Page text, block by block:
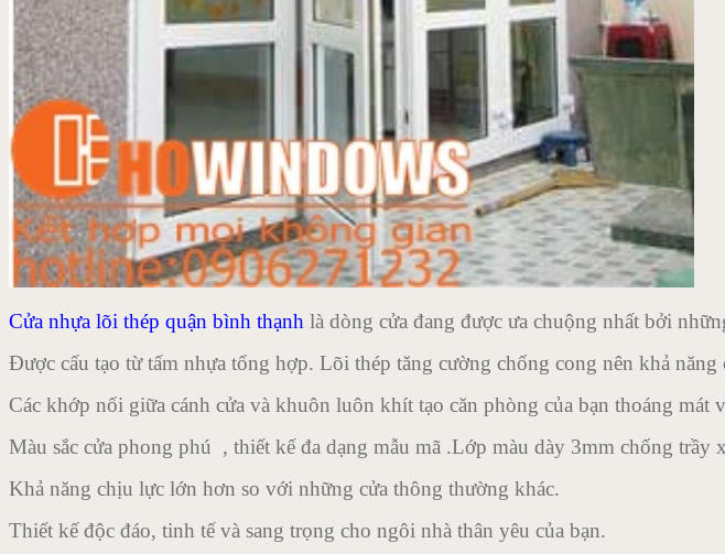
Cửa nhựa lõi thép quận bình thạnh là dòng cửa đang được ưa chuộng nhất bởi
Được cấu tạo từ tấm nhựa tổng hợp. Lõi thép tăng cường chống cong nên khả
Các khớp nối giữa cánh cửa và khuôn luôn khít tạo căn phòng của bạn thoáng mát
Màu sắc cửa phong phú , thiết kế đa dạng mẫu mã .Lớp màu dày 3mm chống trầy
Khả năng chịu lực lớn hơn so với những cửa thông thường khác.
Thiết kế độc đáo, tinh tế và sang trọng cho ngôi nhà thân yêu của bạn.